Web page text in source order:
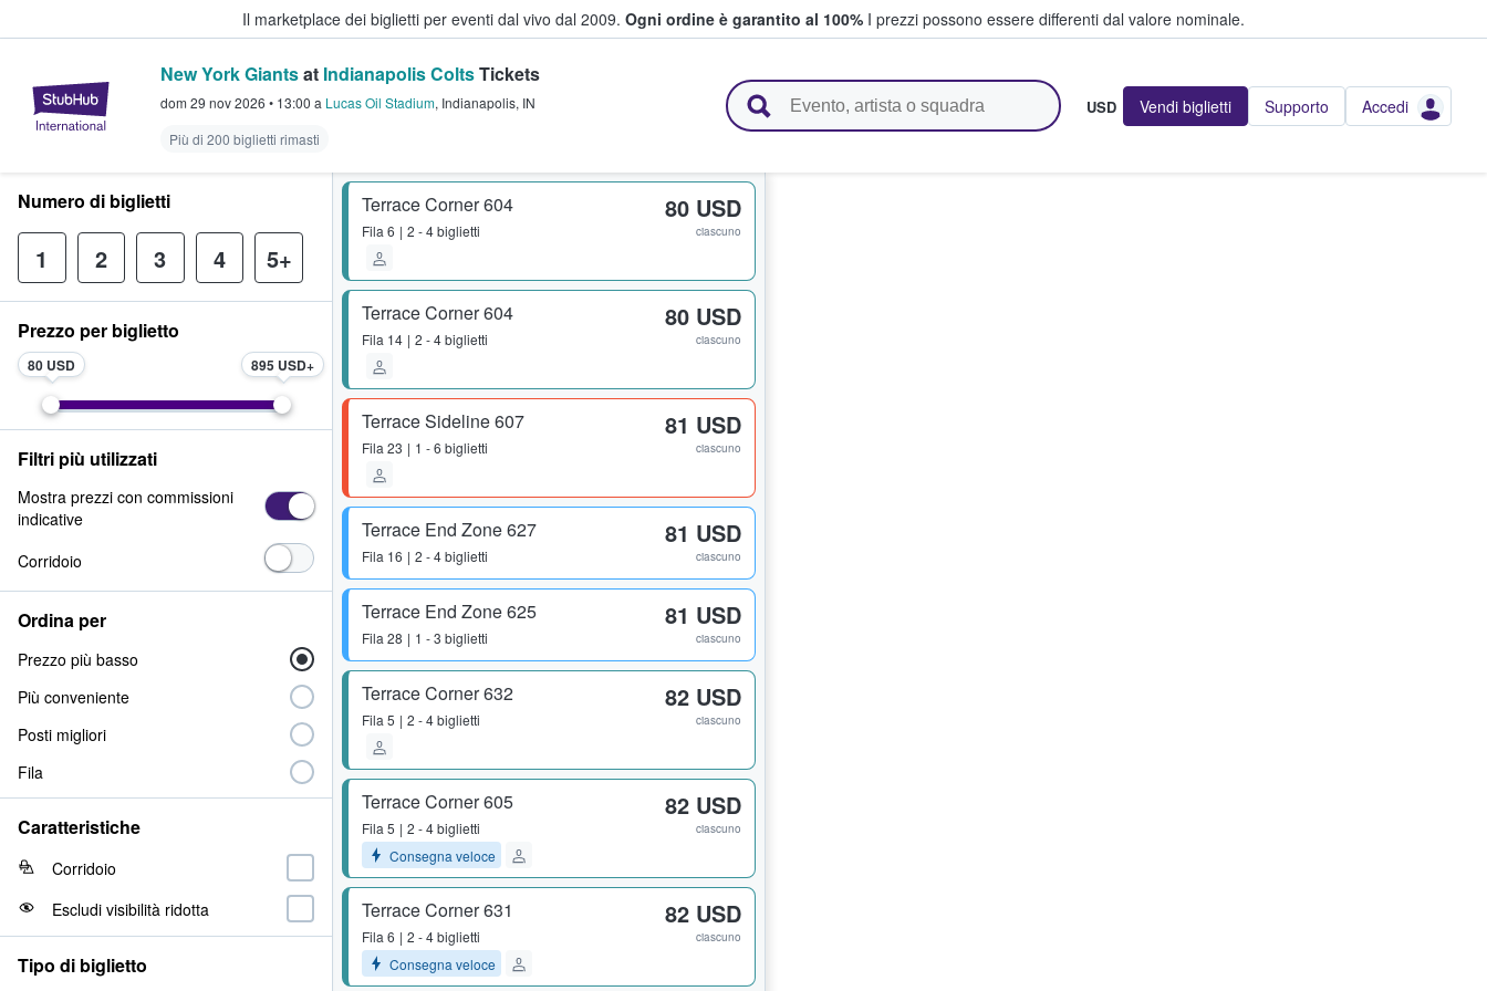
Il marketplace dei biglietti per eventi dal vivo dal 2009. Ogni ordine è garantito al 100% I prezzi possono essere differenti dal valore nominale.
StubHub - Dove i fan comprano e vendono biglietti
New York Giantsat Indianapolis ColtsTickets
dom 29 nov 2026 • 13:00 a Lucas Oil Stadium, Indianapolis, IN
Più di 200 biglietti rimasti
USD Vendi biglietti Supporto Accedi
Terrace Corner 604
Fila 6 2 - 4 biglietti
80 USD
ciascuno
Terrace Corner 604
Fila 14 2 - 4 biglietti
80 USD
ciascuno
Terrace Sideline 607
Fila 23 1 - 6 biglietti
81 USD
ciascuno
Terrace End Zone 627
Fila 16 2 - 4 biglietti
81 USD
ciascuno
Terrace End Zone 625
Fila 28 1 - 3 biglietti
81 USD
ciascuno
Terrace Corner 632
Fila 5 2 - 4 biglietti
82 USD
ciascuno
Terrace Corner 605
Fila 5
2 - 4 biglietti
Consegna veloce
82 USD
ciascuno
Terrace Corner 631
Fila 6
2 - 4 biglietti
Consegna veloce
82 USD
ciascuno
Numero di biglietti
1 2 3 4 5+
Prezzo per biglietto
80 USD 895 USD
Filtri più utilizzati
Mostra prezzi con commissioni
indicative
Corridoio
Ordina per
Prezzo più basso
Più conveniente
Posti migliori
Fila
Caratteristiche
Corridoio
Escludi visibilità ridotta
Tipo di biglietto